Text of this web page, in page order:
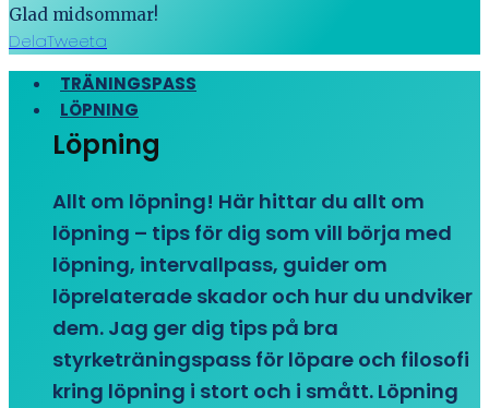
Glad midsommar!
DelaTweeta
TRÄNINGSPASS
LÖPNING
Löpning
Allt om löpning! Här hittar du allt om
löpning – tips för dig som vill börja med
löpning, intervallpass, guider om
löprelaterade skador och hur du undviker
dem. Jag ger dig tips på bra
styrketräningspass för löpare och filosofi
kring löpning i stort och i smått. Löpning